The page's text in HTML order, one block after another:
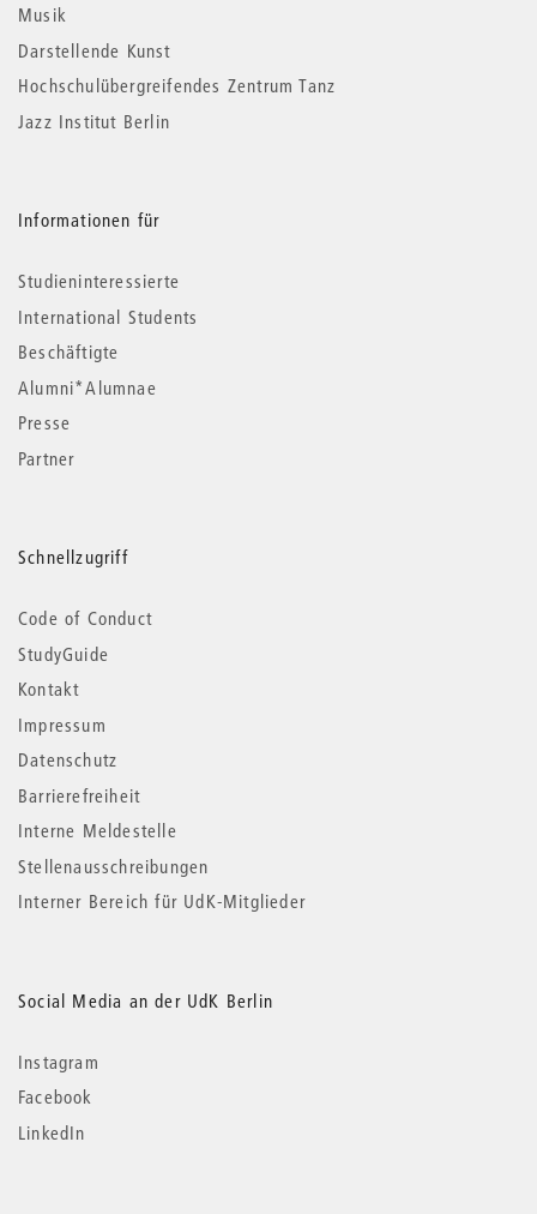
Musik
Darstellende Kunst
Hochschulübergreifendes Zentrum Tanz
Jazz Institut Berlin
Informationen für
Studieninteressierte
International Students
Beschäftigte
Alumni*Alumnae
Presse
Partner
Schnellzugriff
Code of Conduct
StudyGuide
Kontakt
Impressum
Datenschutz
Barrierefreiheit
Interne Meldestelle
Stellenausschreibungen
Interner Bereich für UdK-Mitglieder
Social Media an der UdK Berlin
Instagram
Facebook
LinkedIn